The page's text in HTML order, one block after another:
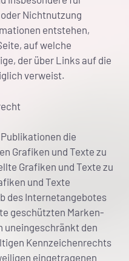
Nichtnutzung
entstehen,
auf welche
der über Links auf die
verweist.
die
Grafiken und Texte zu
Grafiken und Texte zu
und Texte
des Internetangebotes
geschützten Marken-
uneingeschränkt den
Kennzeichenrechts
eingetragenen